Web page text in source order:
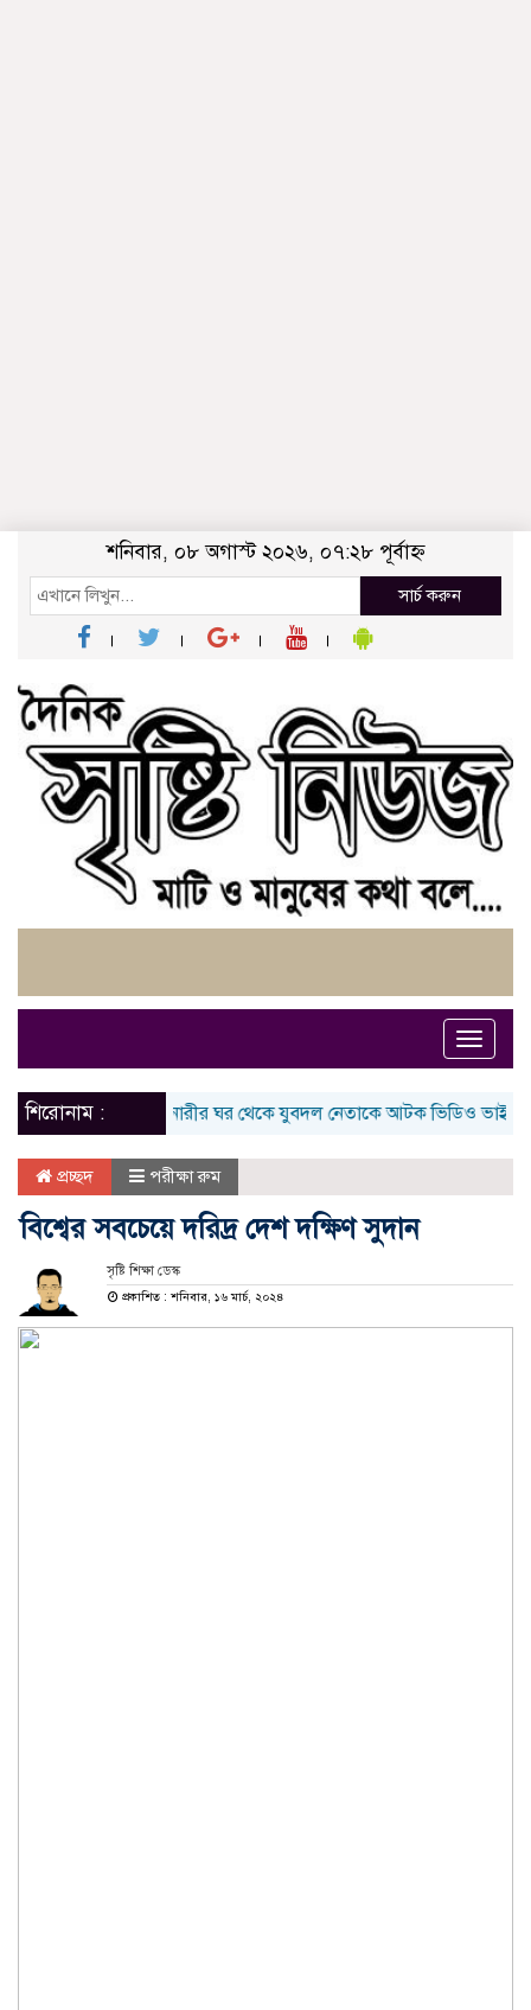
শনিবার, ০৮ অগাস্ট ২০২৬, ০৭:২৮ পূর্বাহ্ন
সার্চ করুন
Toggle
শিরোনাম :
শ্যামনগরে নারীর ঘর থেকে যুবদল নেতাকে আটক ভিডিও ভাইরাল
প্রচ্ছদ পরীক্ষা রুম
বিশ্বের সবচেয়ে দরিদ্র দেশ দক্ষিণ সুদান
সৃষ্টি শিক্ষা ডেস্ক
প্রকাশিত : শনিবার, ১৬ মার্চ, ২০২৪